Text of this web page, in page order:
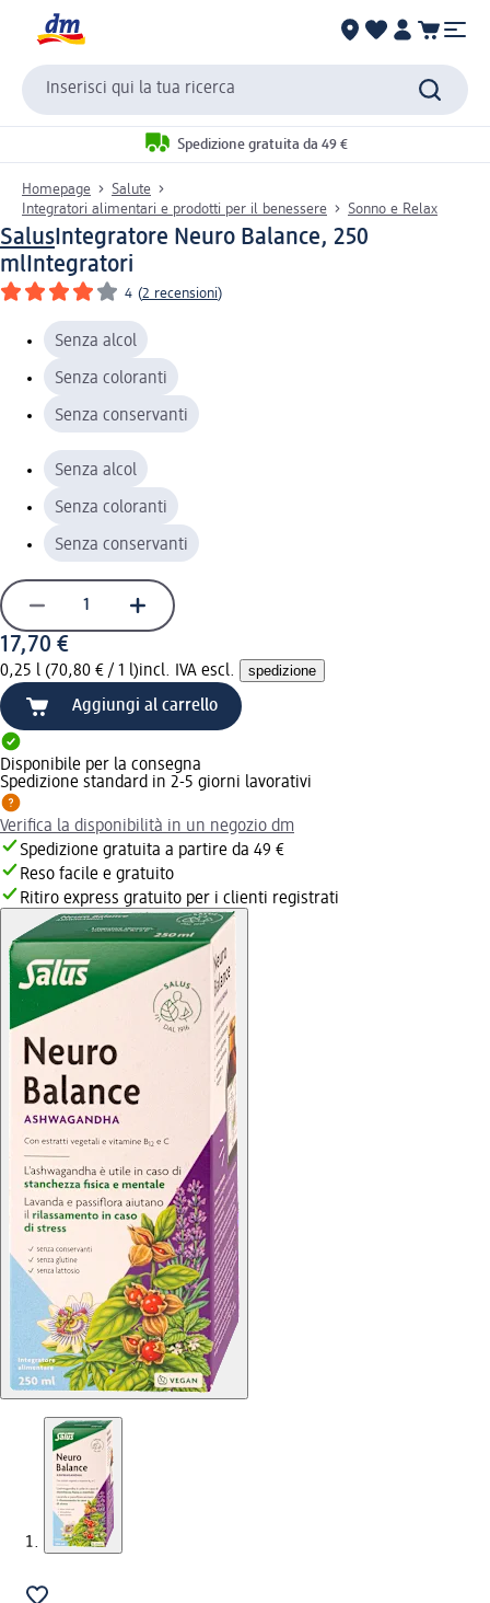
Inserisci qui la tua ricerca
Spedizione gratuita da 49 €
Homepage
Salute
Integratori alimentari e prodotti per il benessere
Sonno e Relax
Salus Integratore Neuro Balance, 250
ml Integratori
4 (2 recensioni)
Senza alcol
Senza coloranti
Senza conservanti
Senza alcol
Senza coloranti
Senza conservanti
17,70 €
0,25 l (70,80 € / 1 l)incl. IVA escl. spedizione
Aggiungi al carrello
Disponibile per la consegna
Spedizione standard in 2-5 giorni lavorativi
Verifica la disponibilità in un negozio dm
Spedizione gratuita a partire da 49 €
Reso facile e gratuito
Ritiro express gratuito per i clienti registrati